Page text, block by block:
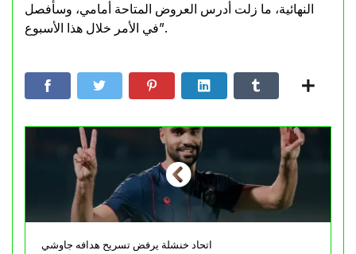
النهائية، ما زلت أدرس العروض المتاحة أمامي، وسأفصل
في الأمر خلال هذا الأسبوع”.
اتحاد خنشلة يرفض تسريح هدافه جاوشي